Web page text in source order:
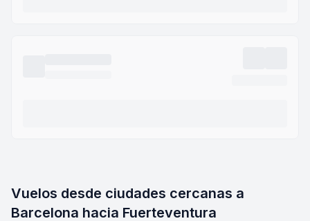
Vuelos desde ciudades cercanas a
Barcelona hacia Fuerteventura